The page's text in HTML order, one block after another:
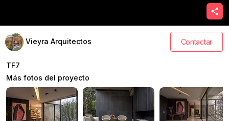
Vieyra Arquitectos Contactar
TF7
Más fotos del proyecto